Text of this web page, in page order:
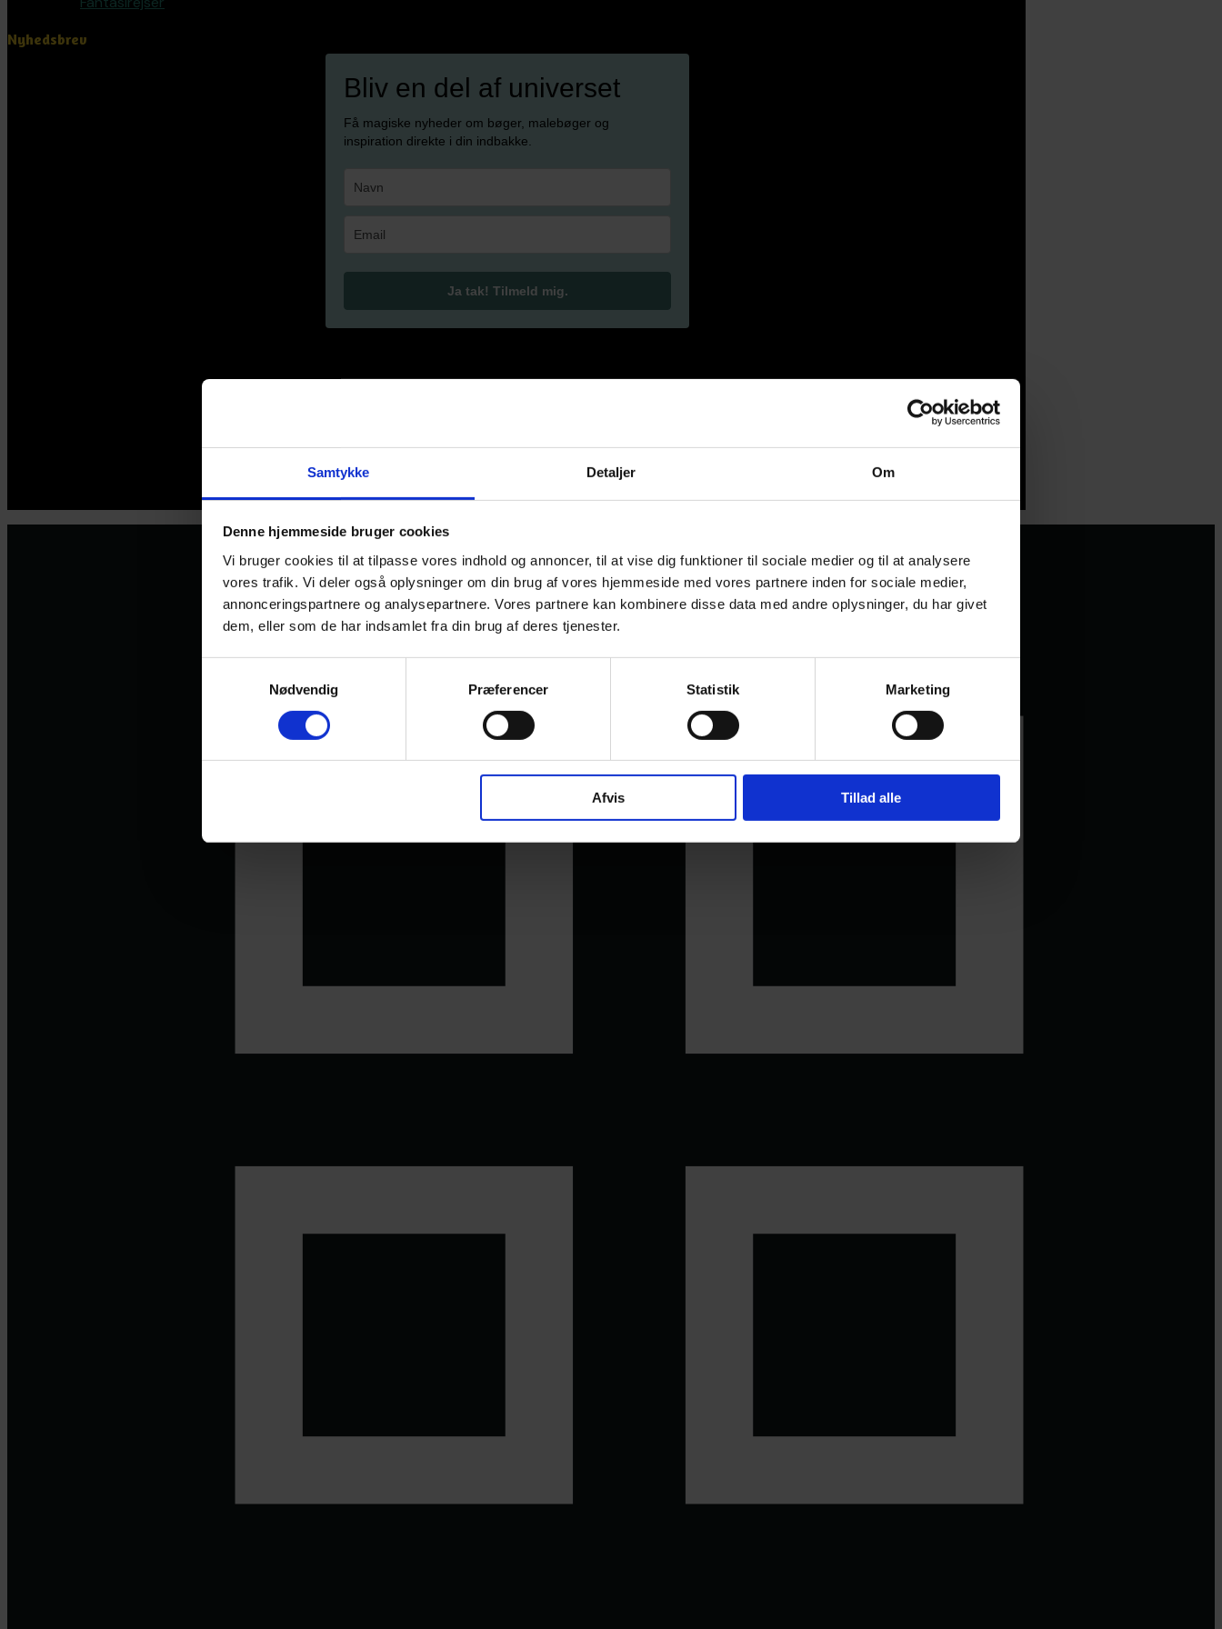
Samtykke Detaljer Om
Denne hjemmeside bruger cookies
Vi bruger cookies til at tilpasse vores indhold og annoncer, til at vise dig funktioner til sociale medier og til at analysere
vores trafik. Vi deler også oplysninger om din brug af vores hjemmeside med vores partnere inden for sociale medier,
annonceringspartnere og analysepartnere. Vores partnere kan kombinere disse data med andre oplysninger, du har givet
dem, eller som de har indsamlet fra din brug af deres tjenester.
Nødvendig
Præferencer Statistik Marketing
Afvis Tillad alle
Nyhedsbrev
Bliv en del af universet
Få magiske nyheder om bøger, malebøger og
inspiration direkte i din indbakke.
Ja tak! Tilmeld mig.
26639670